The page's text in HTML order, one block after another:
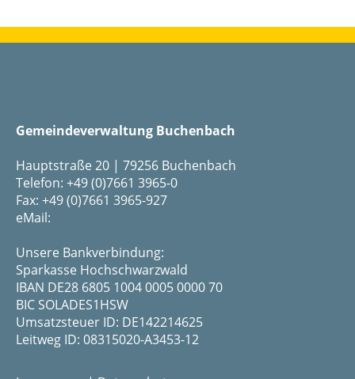
Gemeindeverwaltung Buchenbach
Hauptstraße 20 | 79256 Buchenbach
Telefon: +49 (0)7661 3965-0
Fax: +49 (0)7661 3965-927
eMail:
Unsere Bankverbindung:
Sparkasse Hochschwarzwald
IBAN DE28 6805 1004 0005 0000 70
BIC SOLADES1HSW
Umsatzsteuer ID: DE142214625
Leitweg ID: 08315020-A3453-12